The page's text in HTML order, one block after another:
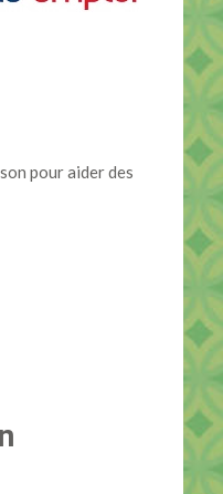
pour aider des